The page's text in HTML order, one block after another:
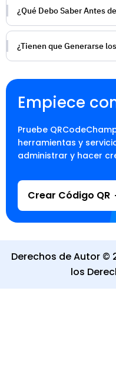
¿Qué Debo Saber Antes
¿Tienen que Generarse
Empiece
Pruebe
herramientas y
administrar y hacer
Crear Código QR
Derechos de Autor ©
los